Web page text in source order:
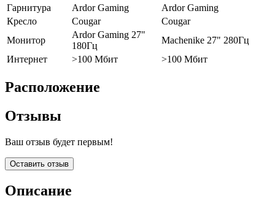
Гарнитура
Ardor Gaming
Ardor Gaming
Кресло
Cougar
Cougar
Монитор
Ardor Gaming 27"
180Гц
Machenike 27" 280Гц
Интернет
>100 Мбит >100 Мбит
Расположение
Отзывы
Ваш отзыв будет первым!
Оставить отзыв
Описание